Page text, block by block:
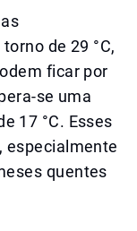
de 29 °C,
ficar por
se uma
17 °C. Esses
especialmente
quentes